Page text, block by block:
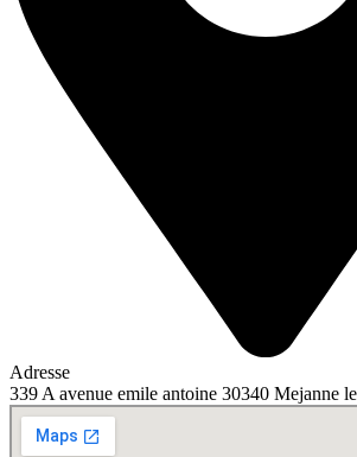
Adresse
339 A avenue emile antoine 30340 Mejanne